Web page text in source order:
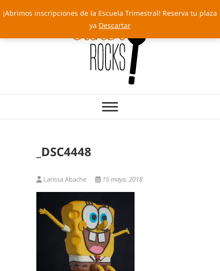
¡Abrimos inscripciones de la Escuela Trimestral! Reserva tu plaza
ya Descartar
al
Cakery Rocks
_DSC4448
Larissa Abache 15 mayo, 2018